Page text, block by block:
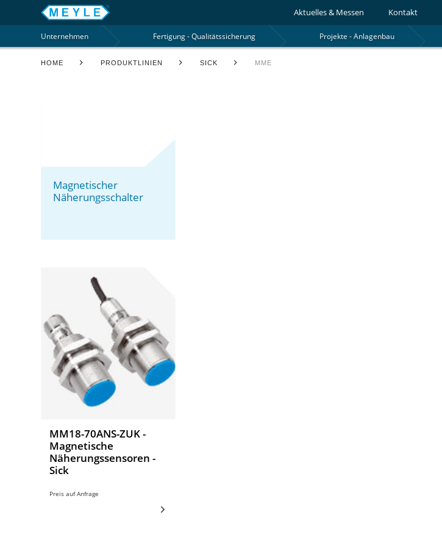
Aktuelles & Messen Kontakt
Projekte - Anlagenbau
Fertigung - Qualitätssicherung
Unternehmen
HOME PRODUKTLINIEN SICK MME
Magnetischer
Näherungsschalter
MM18-70ANS-ZUK -
Magnetische
Näherungssensoren -
Sick
Preis auf Anfrage